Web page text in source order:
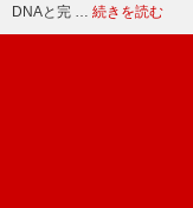
DNAと完 … 続きを読む